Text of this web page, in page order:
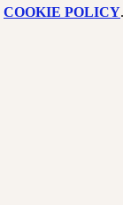
COOKIE POLICY.